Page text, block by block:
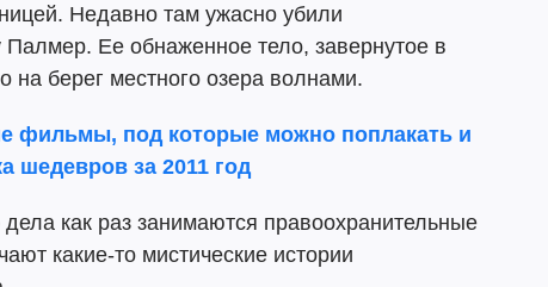
Недавно там ужасно убили
Палмер. Ее обнаженное тело, завернутое в
на берег местного озера волнами.
фильмы, под которые можно поплакать и
шедевров за 2011 год
как раз занимаются правоохранительные
какие-то мистические истории